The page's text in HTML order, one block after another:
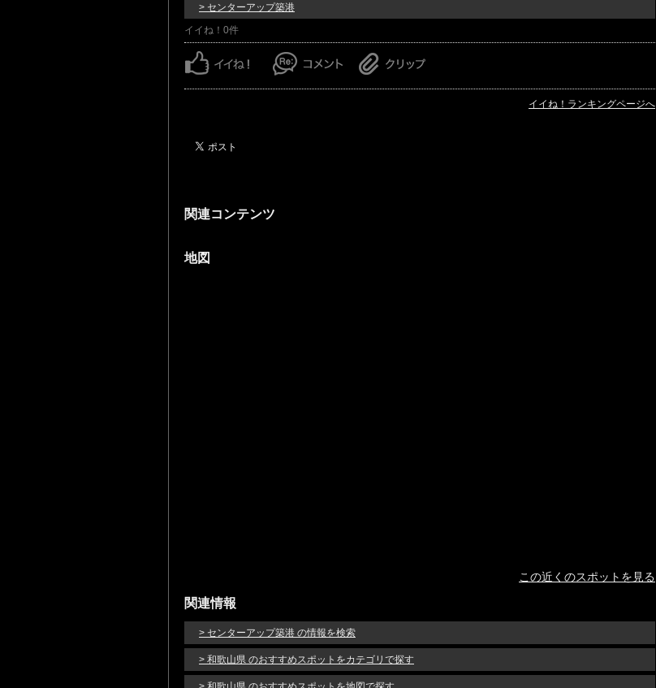
> センターアップ築港
イイね！0件
イイね！ランキングページへ
関連コンテンツ
地図
この近くのスポットを見る
関連情報
> センターアップ築港 の情報を検索
> 和歌山県 のおすすめスポットをカテゴリで探す